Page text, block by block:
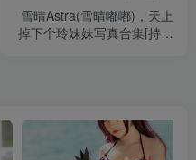
雪晴Astra(雪晴嘟嘟)，天上
掉下个玲妹妹写真合集[持续